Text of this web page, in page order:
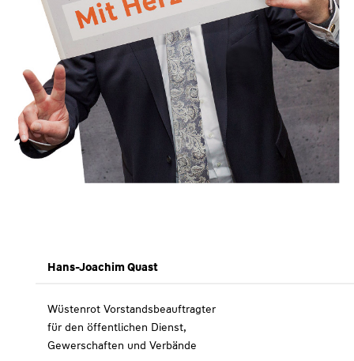
Hans-Joachim Quast
Wüstenrot Vorstandsbeauftragter
für den öffentlichen Dienst,
Gewerschaften und Verbände